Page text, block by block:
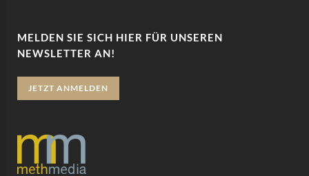
MELDEN SIE SICH HIER FÜR UNSEREN
NEWSLETTER AN!
JETZT ANMELDEN